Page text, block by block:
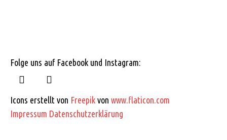
Folge uns auf Facebook und Instagram:
Icons erstellt von Freepik von www.flaticon.com
Impressum Datenschutzerklärung